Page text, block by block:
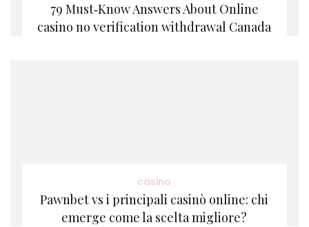
79 Must‑Know Answers About Online
casino no verification withdrawal Canada
casino
Pawnbet vs i principali casinò online: chi
emerge come la scelta migliore?